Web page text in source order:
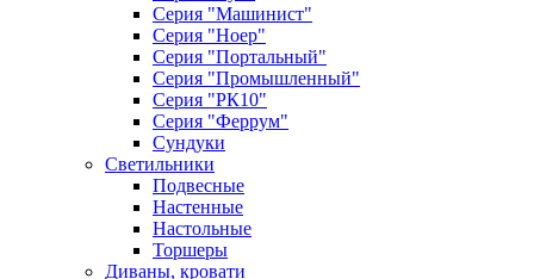
Серия "Машинист"
Серия "Ноер"
Серия "Портальный"
Серия "Промышленный"
Серия "РК10"
Серия "Феррум"
Сундуки
Светильники
Подвесные
Настенные
Настольные
Торшеры
Диваны, кровати